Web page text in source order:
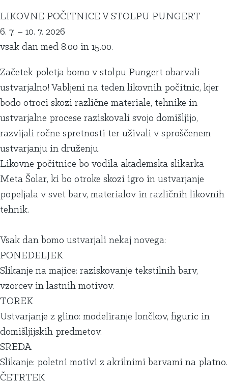
LIKOVNE POČITNICE V STOLPU PUNGERT
6. 7. – 10. 7. 2026
vsak dan med 8.00 in 15.00.
Začetek poletja bomo v stolpu Pungert obarvali
ustvarjalno! Vabljeni na teden likovnih počitnic, kjer
bodo otroci skozi različne materiale, tehnike in
ustvarjalne procese raziskovali svojo domišljijo,
razvijali ročne spretnosti ter uživali v sproščenem
ustvarjanju in druženju.
Likovne počitnice bo vodila akademska slikarka
Meta Šolar, ki bo otroke skozi igro in ustvarjanje
popeljala v svet barv, materialov in različnih likovnih
tehnik.
Vsak dan bomo ustvarjali nekaj novega:
PONEDELJEK
Slikanje na majice: raziskovanje tekstilnih barv,
vzorcev in lastnih motivov.
TOREK
Ustvarjanje z glino: modeliranje lončkov, figuric in
domišljijskih predmetov.
SREDA
Slikanje: poletni motivi z akrilnimi barvami na platno.
ČETRTEK